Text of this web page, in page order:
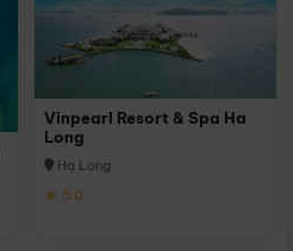
Vinpearl Resort & Spa Ha
Long
Hạ Long
★ 5.0